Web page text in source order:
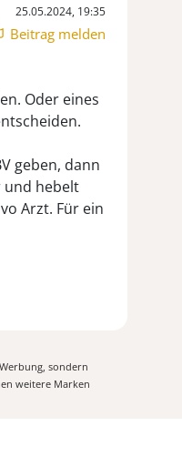
25.05.2024, 19:35
Beitrag melden
Oder eines
geben, dann
und hebelt
Arzt. Für ein
sondern
weitere Marken